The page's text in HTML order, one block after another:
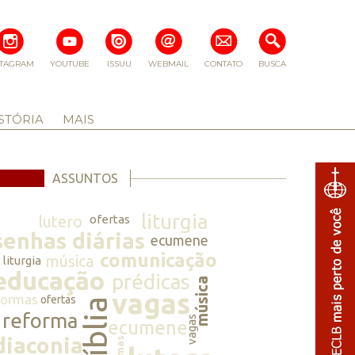
BUSCA
CONTATO
WEBMAIL
ISSUU
YOUTUBE
MAIS
ASSUNTOS
lutero ofertas liturgia
diárias ecumene
liturgia música comunicação
prédicasmúsica
ofertasbíbliavagas
reforma ecumenevagas